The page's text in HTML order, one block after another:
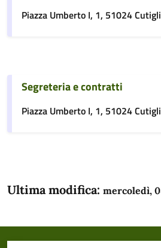
Piazza Umberto I, 1, 51024
Segreteria e contratti
Piazza Umberto I, 1, 51024
Ultima modifica: mercoledì,